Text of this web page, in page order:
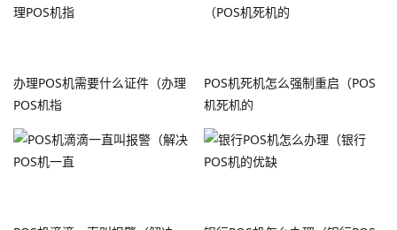
办理POS机需要什么证件（办理
POS机指
POS机死机怎么强制重启（POS
机死机的